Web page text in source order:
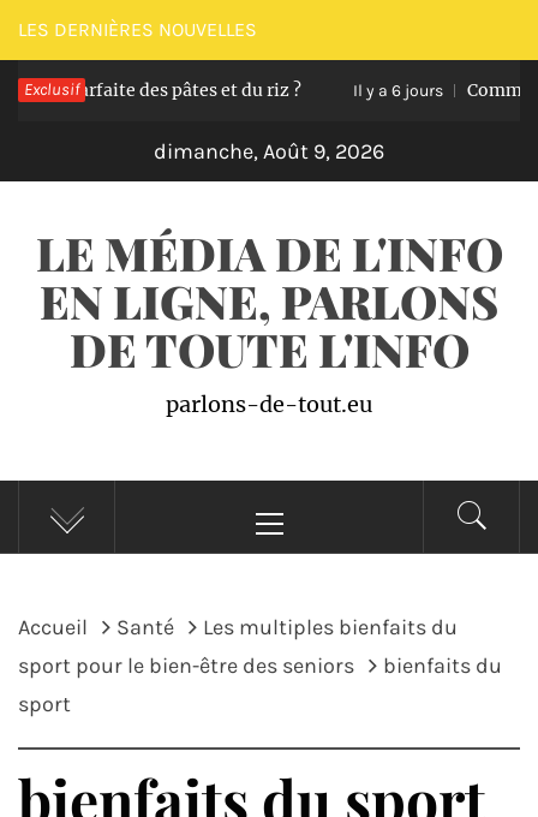
Passer
au
contenu
LES DERNIÈRES NOUVELLES
Exclusif
parfaite des pâtes et du riz ? Il y a 6 jours Comment
dimanche, Août 9, 2026
LE MÉDIA DE L'INFO
EN LIGNE, PARLONS
DE TOUTE L'INFO
parlons-de-tout.eu
principal
Accueil Santé
Les multiples bienfaits du
sport pour le bien-être des seniors
bienfaits du
sport
bienfaits du sport